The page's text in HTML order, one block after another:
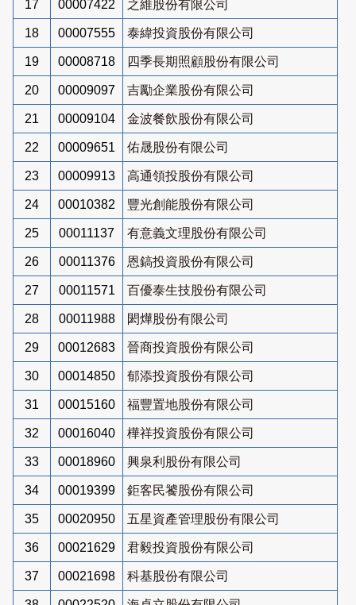
17 00007422 之維股份有限公司
18 00007555 泰緯投資股份有限公司
19 00008718 四季長期照顧股份有限公司
20 00009097 吉勵企業股份有限公司
21 00009104 金波餐飲股份有限公司
22 00009651 佑晟股份有限公司
23 00009913 高通領投股份有限公司
24 00010382 豐光創能股份有限公司
25 00011137 有意義文理股份有限公司
26 00011376 恩鎬投資股份有限公司
27 00011571 百優泰生技股份有限公司
28 00011988 閎燁股份有限公司
29 00012683 晉商投資股份有限公司
30 00014850 郁添投資股份有限公司
31 00015160 福豐置地股份有限公司
32 00016040 樺祥投資股份有限公司
33 00018960 興泉利股份有限公司
34 00019399 鉅客民饕股份有限公司
35 00020950 五星資產管理股份有限公司
36 00021629 君毅投資股份有限公司
37 00021698 科基股份有限公司